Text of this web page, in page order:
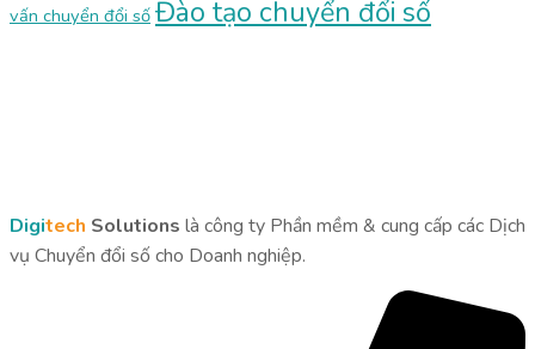
vấn chuyển đổi số Đào tạo chuyển đổi số
Digitech Solutions là công ty Phần mềm & cung cấp các Dịch
vụ Chuyển đổi số cho Doanh nghiệp.